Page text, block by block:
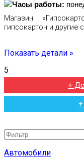
Часы работы:
Магазин
гипсокартон и другие
Показать детали »
5
+
Автомобили